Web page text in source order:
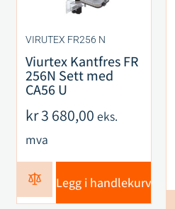
VIRUTEX FR256 N
Viurtex Kantfres FR
256N Sett med
CA56 U
kr3 680,00 eks.
mva
Legg i handlekurv